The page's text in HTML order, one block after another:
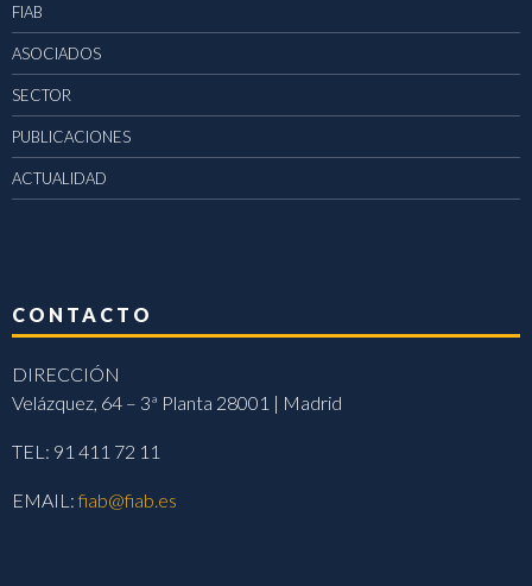
FIAB
ASOCIADOS
SECTOR
PUBLICACIONES
ACTUALIDAD
CONTACTO
DIRECCIÓN
Velázquez, 64 – 3ª Planta 28001 | Madrid
TEL: 91 411 72 11
EMAIL:fiab@fiab.es